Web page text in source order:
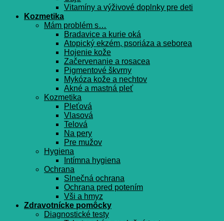
Vitamíny a výživové doplnky pre deti
Kozmetika
Mám problém s…
Bradavice a kurie oká
Atopický ekzém, psoriáza a seborea
Hojenie kože
Začervenanie a rosacea
Pigmentové škvrny
Mykóza kože a nechtov
Akné a mastná pleť
Kozmetika
Pleťová
Vlasová
Telová
Na pery
Pre mužov
Hygiena
Intímna hygiena
Ochrana
Slnečná ochrana
Ochrana pred potením
Vši a hmyz
Zdravotnícke pomôcky
Diagnostické testy